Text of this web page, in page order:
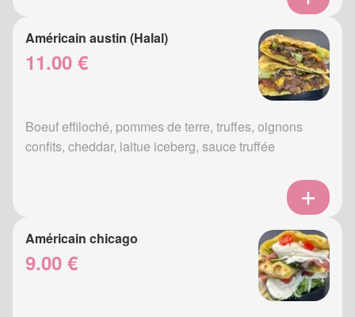
Américain austin (Halal)
11.00 €
Boeuf effiloché, pommes de terre, truffes, oignons
confits, cheddar, laitue iceberg, sauce truffée
Américain chicago
9.00 €